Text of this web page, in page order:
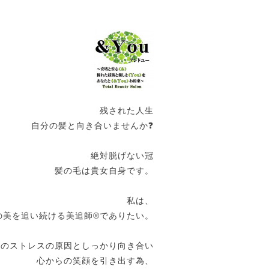
残された人生
自分の髪と向き合いませんか❓
絶対脱げない冠
髪の毛は貴女自身です。
私は、
美を追い続ける美追師®️でありたい。
ストレスの原因としっかり向き合い
心からの笑顔を引き出す為、